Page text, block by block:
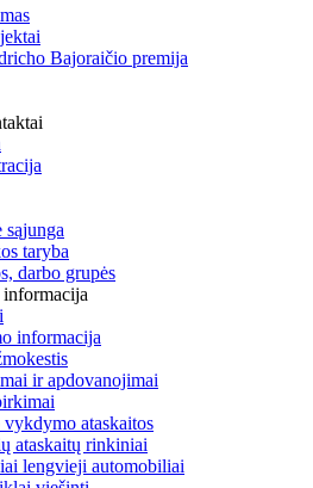
Bajoraičio premija
sąjunga
taryba
darbo grupės
informacija
ir apdovanojimai
ataskaitos
ataskaitų rinkiniai
lengvieji automobiliai